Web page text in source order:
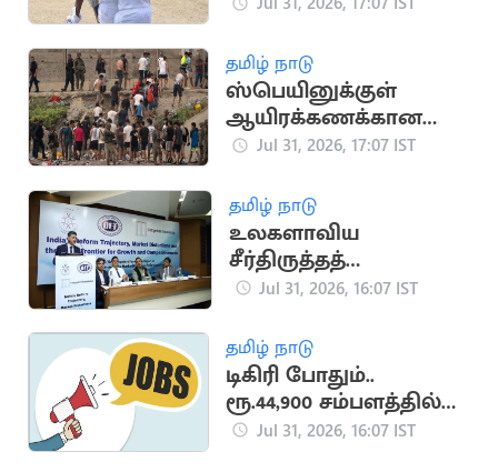
தமிழ் நாடு
ஸ்பெயினுக்குள்
ஆயிரக்கணக்கான
அகதிகள்
பரபரப்பு.. நெரிசலில்
சிக்கி 9 பேர் பலி
Jul 31, 2026, 17:07 IST
தமிழ் நாடு
உலகளாவிய
சீர்திருத்தத்
தரவரிசையில் இந்தியா
முன்னேற்றம்
Jul 31, 2026, 16:07 IST
தமிழ் நாடு
டிகிரி போதும்..
ரூ.44,900 சம்பளத்தில்
மத்திய அரசு வேலை
Jul 31, 2026, 16:07 IST